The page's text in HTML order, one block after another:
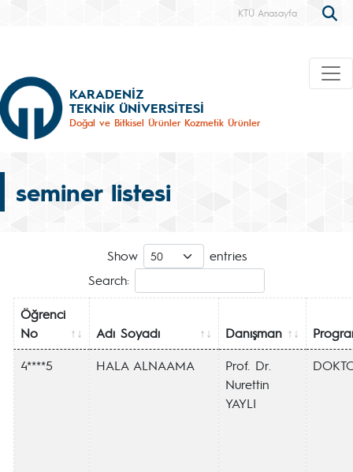
KTÜ Anasayfa
KARADENİZ
TEKNİK ÜNİVERSİTESİ
Doğal ve Bitkisel Ürünler Kozmetik Ürünler
seminer listesi
Show
entries
Search:
Öğrenci
No
Adı Soyadı Danışman
4****5
HALA ALNAAMA
Prof. Dr.
Nurettin
YAYLI